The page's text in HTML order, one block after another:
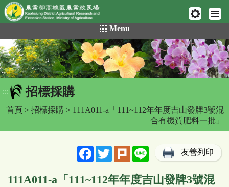
網頁置頂
到
主
要
內
容
區
Menu
::: 招標採購
首頁 > 招標採購 > 111A011-a「111~112年年度吉山發牌3號混
合有機質肥料一批」
FacebookTwitterPlurk Line 友善列印
111A011-a「111~112年年度吉山發牌3號混